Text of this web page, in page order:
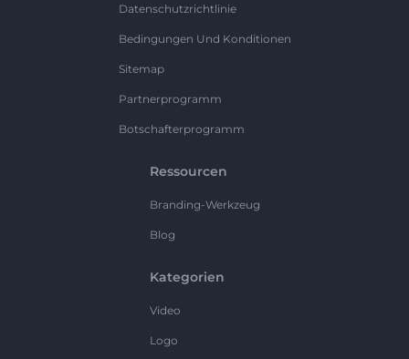
Datenschutzrichtlinie
Bedingungen Und Konditionen
Sitemap
Partnerprogramm
Botschafterprogramm
Ressourcen
Branding-Werkzeug
Blog
Kategorien
Video
Logo